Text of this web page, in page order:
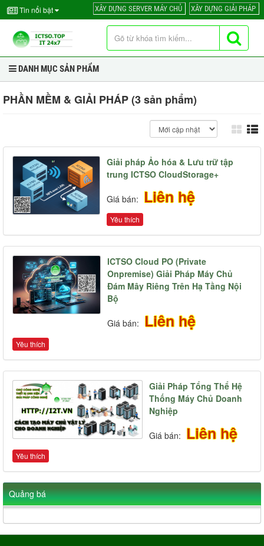
Tin nổi bật XÂY DỰNG SERVER MÁY CHỦ XÂY DỰNG GIẢI PHÁP
DANH MỤC SẢN PHẨM
PHẦN MỀM & GIẢI PHÁP (3 sản phẩm)
Giải pháp Ảo hóa & Lưu trữ tập
trung ICTSO CloudStorage+
Giá bán: Liên hệ
Yêu thích
ICTSO Cloud PO (Private
Onpremise) Giải Pháp Máy Chủ
Đám Mây Riêng Trên Hạ Tầng Nội
Bộ
Giá bán: Liên hệ
Yêu thích
Giải Pháp Tổng Thể Hệ
Thống Máy Chủ Doanh
Nghiệp
Giá bán: Liên hệ
Yêu thích
Quảng bá